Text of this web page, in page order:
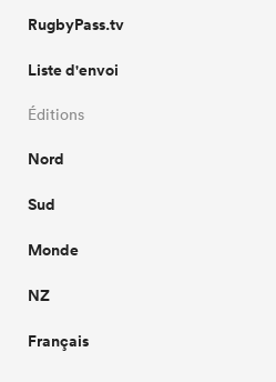
RugbyPass.tv
Liste d'envoi
Éditions
Nord
Sud
Monde
NZ
Français